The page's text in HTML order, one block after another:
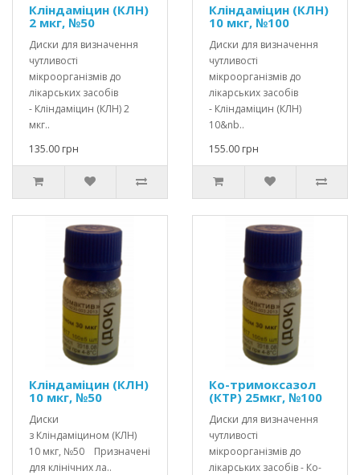
Кліндаміцин (КЛН)
2 мкг, №50
Диски для визначення
чутливості
мікроорганізмів до
лікарських засобів
- Кліндаміцин (КЛН) 2
мкг..
135.00 грн
Кліндаміцин (КЛН)
10 мкг, №100
Диски для визначення
чутливості
мікроорганізмів до
лікарських засобів
- Кліндаміцин (КЛН)
10&nb..
155.00 грн
Кліндаміцин (КЛН)
10 мкг, №50
Диски
з Кліндаміцином (КЛН)
10 мкг, №50 Призначені
для клінічних ла..
Ко-тримоксазол
(КТР) 25мкг, №100
Диски для визначення
чутливості
мікроорганізмів до
лікарських засобів - Ко-